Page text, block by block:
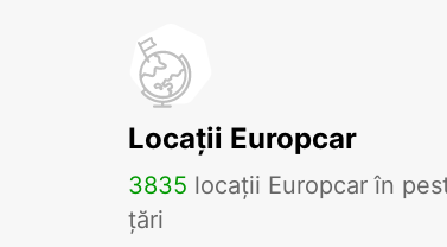
Locații Europcar
3835 locații Europcar în
țări